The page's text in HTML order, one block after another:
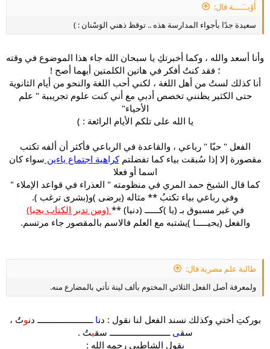
أَوْبــَــــة قال:
سعيدة جدًا بأجواء المدارسة هذه .. توقظ ذهني الوَسْنان : )
وأنا أسعد والله ، وكما أخبرتكِ يا سبحان الله جاء هذا الموضوع في وقته
؛ فقد كنتُ أفكر في هاتين الكلمتين أيهما أصح !
أنا كذلك لستُ من أهل اللغة ، لكني أحب اللغة والنحو من أيام الثانوية
حتى الكثير يظنني تخصص أدبي مع أني كنت علوم تجريببة " علم
الأحياء"
يا الله على تلكم الأيام الرائعة : )
الفعل " حيّا " رباعي ، والقاعدة في الرباعي فأكثر أن ألفه تكتب
مقصورة إلا إذا سُبقت بياء كما تفضلتم كراهية اجتماع ياءين سواء كان
اسما أو فعلا
كما قال الشيخ حمد المري في منظومته " العذراء في قواعد الإملاء "
وفي رباعي بياء تكتبُ ** مثاله (يرضى )و(بشرى ترغب ).
في غير مسبوق بـ (يا )كــــــ (دنيا) ** (ومن تدبر الكتاب يحيا)
والفعل (يحيـــــا )يشتبه مع العلم فالاسم بالمقصور جاء مرتسم.​
طالبة علم مصرية قال:
ولمعرفة أصل الفعل الثلاثي المختوم بألف لينة نأتي بالمضارع منه.
بوركتِ أختي وكذلك نسند الفعل لنا نقول : دنا ـــــــــــــــــــــــ دنوتُ ،
سقىـــــــــــــــــــــــــ سقيتُ .
يقول الشاطبي رحمه الله :